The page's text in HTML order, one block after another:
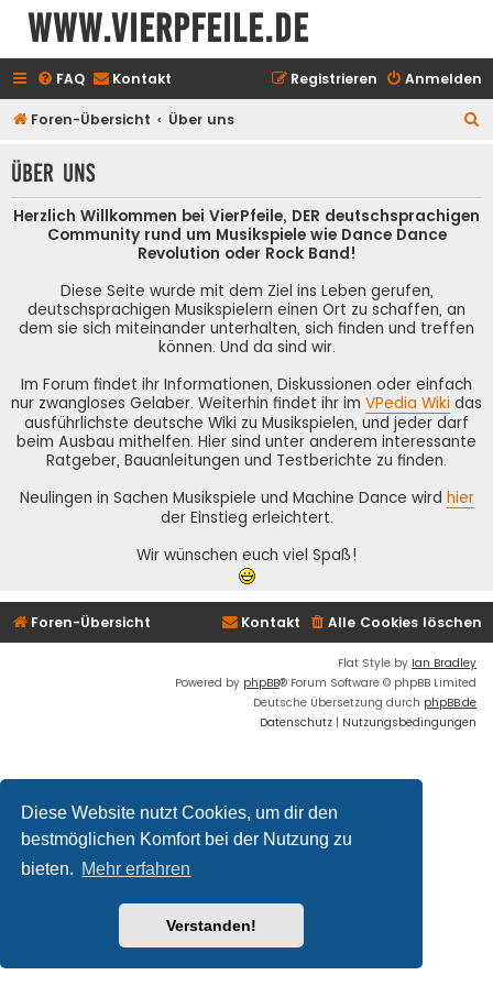
Diese Website nutzt Cookies, um dir den
bestmöglichen Komfort bei der Nutzung zu
bieten. Mehr erfahren
Verstanden!
www.vierpfeile.de
FAQ Kontakt Anmelden
Registrieren
Foren-Übersicht Über uns
h
Über uns
Herzlich Willkommen bei VierPfeile, DER deutschsprachigen
Community rund um Musikspiele wie Dance Dance
Revolution oder Rock Band!
Diese Seite wurde mit dem Ziel ins Leben gerufen,
deutschsprachigen Musikspielern einen Ort zu schaffen, an
dem sie sich miteinander unterhalten, sich finden und treffen
können. Und da sind wir.
Im Forum findet ihr Informationen, Diskussionen oder einfach
nur zwangloses Gelaber. Weiterhin findet ihr im VPedia Wiki das
ausführlichste deutsche Wiki zu Musikspielen, und jeder darf
beim Ausbau mithelfen. Hier sind unter anderem interessante
Ratgeber, Bauanleitungen und Testberichte zu finden.
Neulingen in Sachen Musikspiele und Machine Dance wird hier
der Einstieg erleichtert.
Wir wünschen euch viel Spaß!
Foren-Übersicht Alle Cookies löschen
Kontakt
Flat Style by Ian Bradley
Powered by phpBB® Forum Software © phpBB Limited
Deutsche Übersetzung durch phpBB.de
Datenschutz | Nutzungsbedingungen